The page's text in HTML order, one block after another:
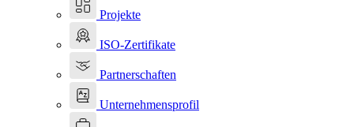
Projekte
ISO-Zertifikate
Partnerschaften
Unternehmensprofil